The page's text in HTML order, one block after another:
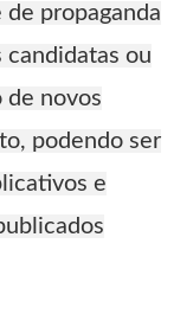
propaganda
ou
de novos
podendo ser
e